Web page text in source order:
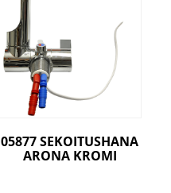
05877 SEKOITUSHANA
ARONA KROMI